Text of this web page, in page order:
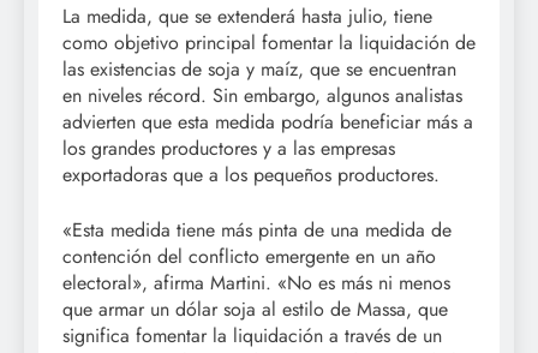
La medida, que se extenderá hasta julio, tiene
como objetivo principal fomentar la liquidación de
las existencias de soja y maíz, que se encuentran
en niveles récord. Sin embargo, algunos analistas
advierten que esta medida podría beneficiar más a
los grandes productores y a las empresas
exportadoras que a los pequeños productores.
«Esta medida tiene más pinta de una medida de
contención del conflicto emergente en un año
electoral», afirma Martini. «No es más ni menos
que armar un dólar soja al estilo de Massa, que
significa fomentar la liquidación a través de un